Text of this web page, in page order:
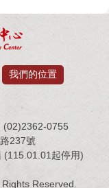
我們的位置
(02)2362-0755
237號
(115.01.01起停用)
Reserved.